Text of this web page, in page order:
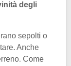
degli
sepolti o
Anche
Come